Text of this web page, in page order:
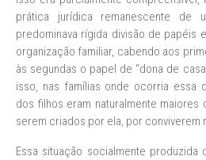
prática jurídica remanescente de
predominava rígida divisão de papéis
organização familiar, cabendo aos
às segundas o papel de “dona de
isso, nas famílias onde ocorria essa
dos filhos eram naturalmente maiores
serem criados por ela, por conviverem
Essa situação socialmente